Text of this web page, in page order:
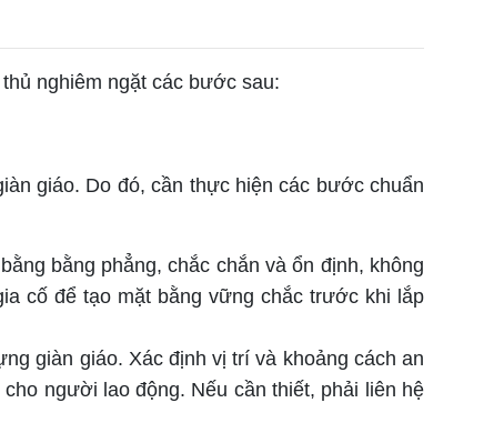
nghiêm ngặt các bước sau:
giáo. Do đó, cần thực hiện các bước chuẩn
bằng phẳng, chắc chắn và ổn định, không
cố để tạo mặt bằng vững chắc trước khi lắp
giàn giáo. Xác định vị trí và khoảng cách an
người lao động. Nếu cần thiết, phải liên hệ